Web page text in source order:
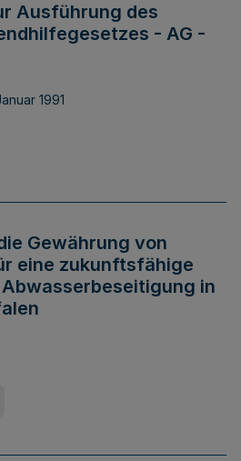
Ausführung des
- AG -
1991
Gewährung von
eine zukunftsfähige
in